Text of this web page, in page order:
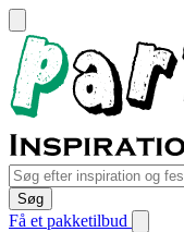
Søg
Få et pakketilbud